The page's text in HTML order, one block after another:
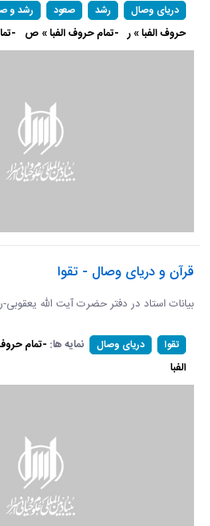
دریای وصال رشد صعود رشد و
حروف الفبا » ر -تمام حروف الفبا » ص -
قرآن و دریای وصال - تقوا
بیانات استاد در دفتر حضرت آیت الله یعقوبی-
تقوا دریای وصال نمایه ها: -تمام
الفبا